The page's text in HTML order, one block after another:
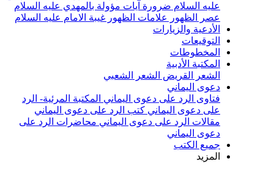
السلام ضرورة آيات مؤولة بالمهدي عليه السلام
علامات الظهورغيبة الامام عليه السلام
والزيارات
الأدبية
الشعر الشعبي
اليماني
الرد على دعوى اليماني المكتبة المرئية- الرد
دعوى اليماني كتب الرد على دعوى اليماني
الرد على دعوى اليماني محاضرات الرد على